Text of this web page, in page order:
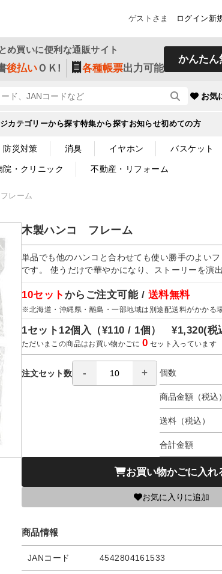
ゲストさま ログイン 新
め買いに便利な通販サイト
後払いＯＫ! 各種帳票出力可能
かんたん
お気
カテゴリーから探す特集から探すお知らせ初めての方
防災対策 消臭 イヤホン バスケット
院・クリニック 不動産・リフォーム
レーム
木製ハンコ フレーム
単品でも他のハンコと合わせても使い勝手のよい
です。 使うだけで華やかになり、ストーリーを演
10セット からご注文可能 / 送料無料
※北海道・沖縄県・離島・一部地域は別途配送料がかかる
1セット12個入（¥110 / 1個）¥1,320(税
ただいまこの商品はお買い物かごに0 セット入っています
注文セット数 個数
商品金額（税込）
送料（税込）
合計金額
お買い物かごに入れ
お気に入りに追加
商品情報
JANコード 4542804161533